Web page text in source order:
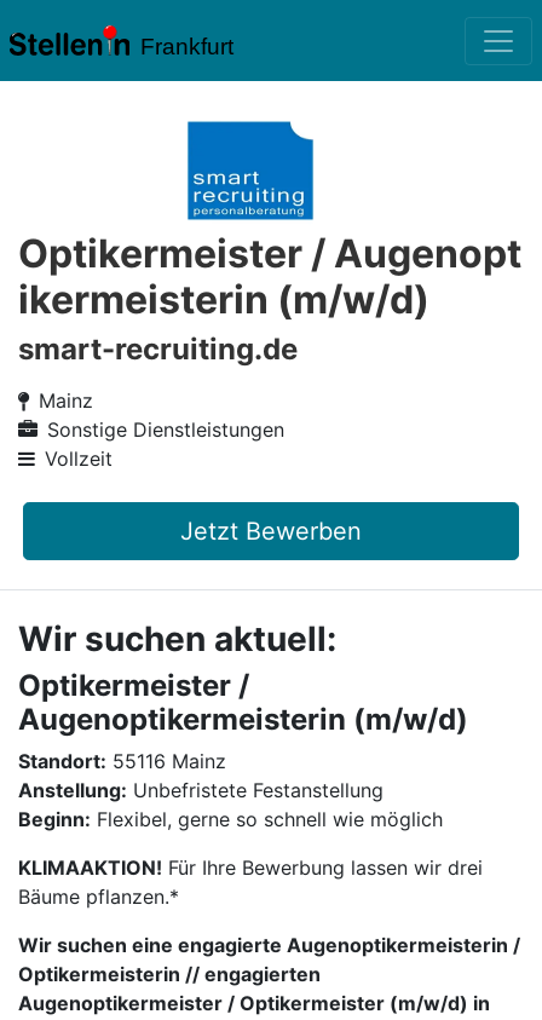
Frankfurt
Optikermeister / Augenopt
ikermeisterin (m/w/d)
smart-recruiting.de
Mainz
Sonstige Dienstleistungen
Vollzeit
Jetzt Bewerben
Wir suchen aktuell:
Optikermeister /
Augenoptikermeisterin (m/w/d)
Standort: 55116 Mainz
Anstellung: Unbefristete Festanstellung
Beginn: Flexibel, gerne so schnell wie möglich
KLIMAAKTION! Für Ihre Bewerbung lassen wir drei
Bäume pflanzen.*
Wir suchen eine engagierte Augenoptikermeisterin /
Optikermeisterin // engagierten
Augenoptikermeister / Optikermeister (m/w/d) in